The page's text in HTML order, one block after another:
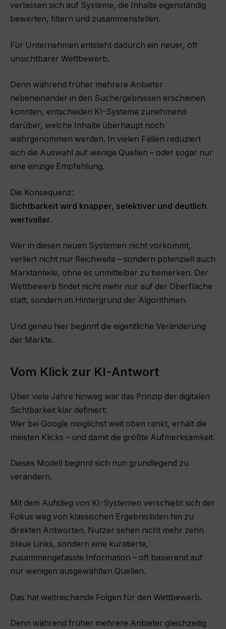
verlassen sich auf Systeme, die Inhalte eigenständig
bewerten, filtern und zusammenstellen.
Für Unternehmen entsteht dadurch ein neuer, oft
unsichtbarer Wettbewerb.
Denn während früher mehrere Anbieter
nebeneinander in den Suchergebnissen erscheinen
konnten, entscheiden KI-Systeme zunehmend
darüber, welche Inhalte überhaupt noch
wahrgenommen werden. In vielen Fällen reduziert
sich die Auswahl auf wenige Quellen – oder sogar nur
eine einzige Empfehlung.
Die Konsequenz:
Sichtbarkeit wird knapper, selektiver und deutlich
wertvoller.
Wer in diesen neuen Systemen nicht vorkommt,
verliert nicht nur Reichweite – sondern potenziell auch
Marktanteile, ohne es unmittelbar zu bemerken. Der
Wettbewerb findet nicht mehr nur auf der Oberfläche
statt, sondern im Hintergrund der Algorithmen.
Und genau hier beginnt die eigentliche Veränderung
der Märkte.
Vom Klick zur KI-Antwort
Über viele Jahre hinweg war das Prinzip der digitalen
Sichtbarkeit klar definiert:
Wer bei Google möglichst weit oben rankt, erhält die
meisten Klicks – und damit die größte Aufmerksamkeit.
Dieses Modell beginnt sich nun grundlegend zu
verändern.
Mit dem Aufstieg von KI-Systemen verschiebt sich der
Fokus weg von klassischen Ergebnislisten hin zu
direkten Antworten. Nutzer sehen nicht mehr zehn
blaue Links, sondern eine kuratierte,
zusammengefasste Information – oft basierend auf
nur wenigen ausgewählten Quellen.
Das hat weitreichende Folgen für den Wettbewerb.
Denn während früher mehrere Anbieter gleichzeitig